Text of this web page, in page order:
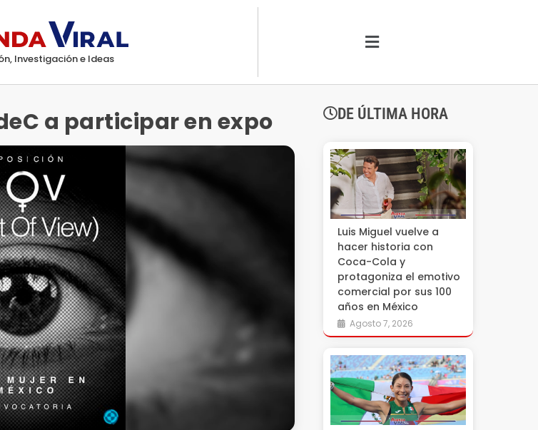
Investigación e Ideas
a participar en expo DE ÚLTIMA HORA
Luis Miguel vuelve a
hacer historia con
Coca-Cola y
protagoniza el emotivo
comercial por sus 100
años en México
Agosto 7, 2026